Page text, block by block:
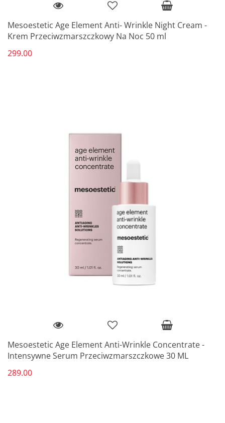
Mesoestetic Age Element Anti- Wrinkle Night Cream -
Krem Przeciwzmarszczkowy Na Noc 50 ml
299.00
Mesoestetic Age Element Anti-Wrinkle Concentrate -
Intensywne Serum Przeciwzmarszczkowe 30 ML
289.00